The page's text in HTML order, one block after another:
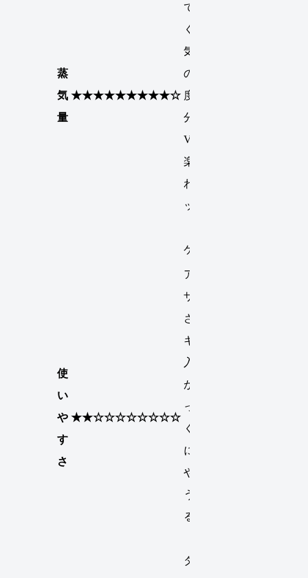
蒸
気
量
★★★★★★★★★☆
ても良い
くらい蒸
気が出る
ので満足
度は十
分、
VAPEの
楽しさが
わかるセ
ット。
ケ）
使
い
や
す
さ
★★☆☆☆☆☆☆☆☆
アトマイ
ザーが小
さくてリ
キッドを
入れるの
が大変だ
った、な
くなる度
にこれを
やると思
うと萎え
るかも。
タ）